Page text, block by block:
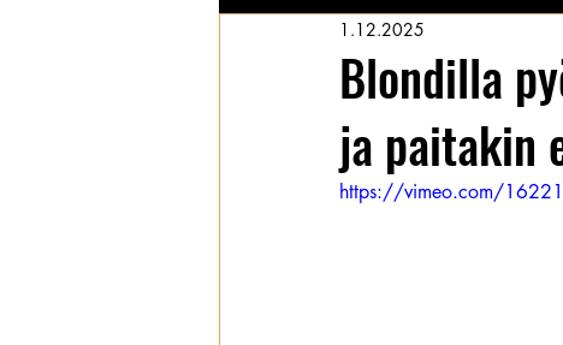
Supermallimainen pimu
Kansallisarkisto Aina Simonen
Blondilla
ja paitakin
1.12.2025
https://vimeo.com/